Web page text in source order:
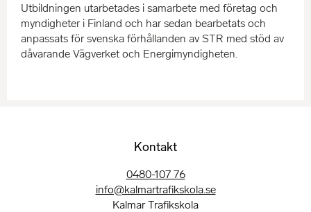
Utbildningen utarbetades i samarbete med företag och
myndigheter i Finland och har sedan bearbetats och
anpassats för svenska förhållanden av STR med stöd av
dåvarande Vägverket och Energimyndigheten.
Kontakt
0480-107 76
info@kalmartrafikskola.se
Kalmar Trafikskola